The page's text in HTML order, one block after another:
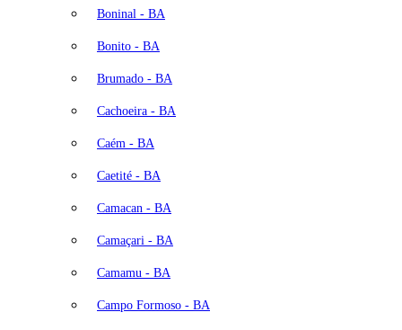
Boninal - BA
Bonito - BA
Brumado - BA
Cachoeira - BA
Caém - BA
Caetité - BA
Camacan - BA
Camaçari - BA
Camamu - BA
Campo Formoso - BA